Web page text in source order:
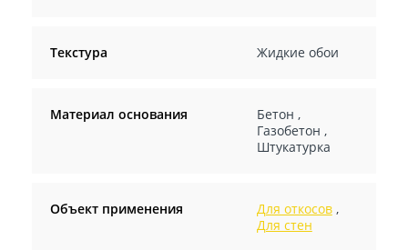
Текстура Жидкие обои
Материал основания Бетон ,
Газобетон ,
Штукатурка
Объект применения Для откосов,
Для стен